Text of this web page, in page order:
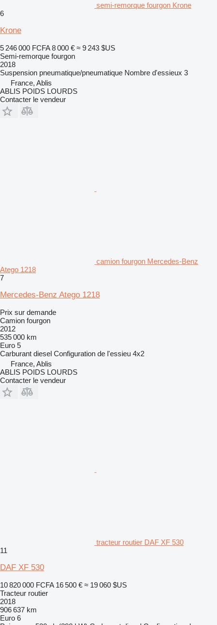
semi-remorque fourgon Krone
6
Krone
5 246 000 FCFA 8 000 € ≈ 9 243 $US
Semi-remorque fourgon
2018
Suspension pneumatique/pneumatique Nombre d'essieux 3
France, Ablis
ABLIS POIDS LOURDS
Contacter le vendeur
camion fourgon Mercedes-Benz
Atego 1218
7
Mercedes-Benz Atego 1218
Prix sur demande
Camion fourgon
2012
535 000 km
Euro 5
Carburant diesel Configuration de l'essieu 4x2
France, Ablis
ABLIS POIDS LOURDS
Contacter le vendeur
tracteur routier DAF XF 530
11
DAF XF 530
10 820 000 FCFA 16 500 € ≈ 19 060 $US
Tracteur routier
2018
906 637 km
Euro 6